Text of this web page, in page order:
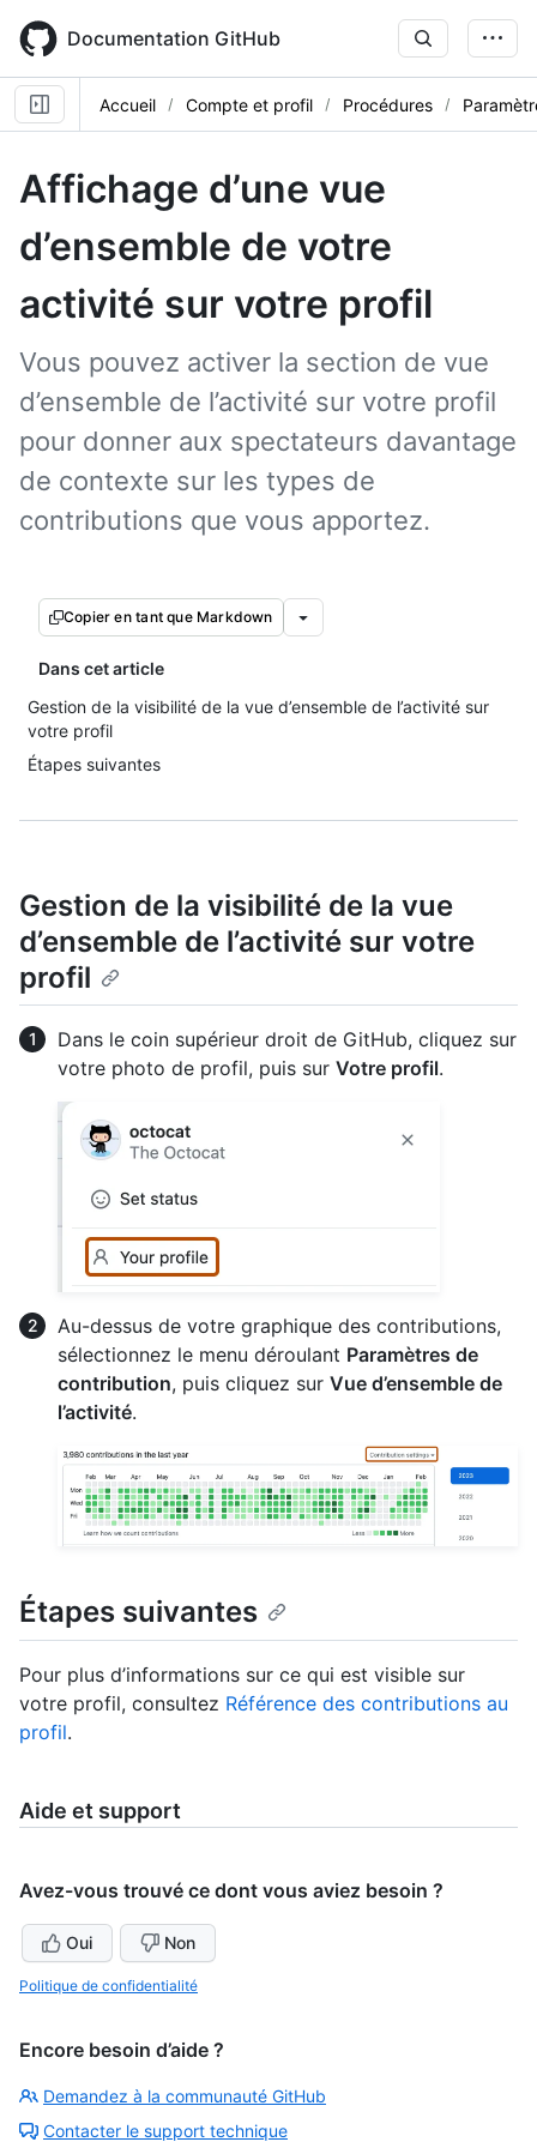
main
content
Documentation GitHub
Accueil Compte et profil Procédures
Affichage d’une vue
d’ensemble de votre
activité sur votre profil
Vous pouvez activer la section de vue
d’ensemble de l’activité sur votre profil
pour donner aux spectateurs davantage
de contexte sur les types de
contributions que vous apportez.
Copier en tant que Markdown
Dans cet article
Gestion de la visibilité de la vue d’ensemble de l’activité sur
votre profil
Étapes suivantes
Gestion de la visibilité de la vue
d’ensemble de l’activité sur votre
profil
Dans le coin supérieur droit de GitHub, cliquez sur
votre photo de profil, puis sur Votre profil.
Au-dessus de votre graphique des contributions,
sélectionnez le menu déroulant Paramètres de
contribution, puis cliquez sur Vue d’ensemble de
l’activité.
Étapes suivantes
Pour plus d’informations sur ce qui est visible sur
votre profil, consultez Référence des contributions au
profil.
Aide et support
Avez-vous trouvé ce dont vous aviez besoin ?
Oui Non
Politique de confidentialité
Encore besoin d’aide ?
Demandez à la communauté GitHub
Contacter le support technique